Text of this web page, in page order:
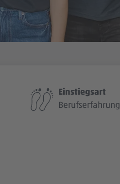
Einstiegsart
Berufserfahrung